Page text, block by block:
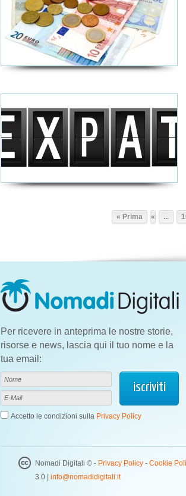
« Prima « ...
Per ricevere in anteprima le nostre storie,
risorse e news, lascia qui il tuo nome e la
tua email:
Accetto le condizioni sulla Privacy Policy
Nomadi Digitali © - Privacy Policy - Cookie
3.0 | info@nomadidigitali.it